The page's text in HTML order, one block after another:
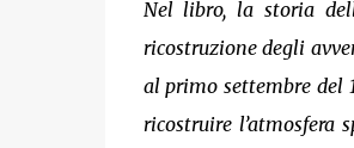
Nel libro, la storia
ricostruzione degli
al primo settembre del
ricostruire